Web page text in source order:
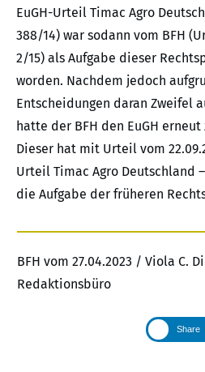
EuGH-Urteil Timac Agro
388/14) war sodann vom BFH
2/15) als Aufgabe dieser
worden. Nachdem jedoch
Entscheidungen daran Zweifel
hatte der BFH den EuGH
Dieser hat mit Urteil vom
Urteil Timac Agro Deutschland
die Aufgabe der früheren
BFH vom 27.04.2023 / Viola C.
Redaktionsbüro
Share